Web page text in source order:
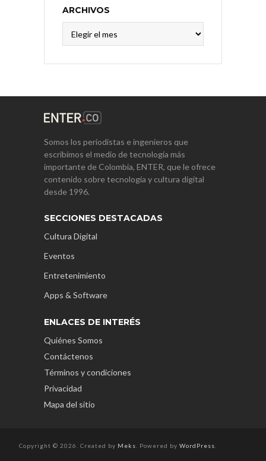
ARCHIVOS
Somos los periodistas e ingenieros que
escribimos el medio de tecnología más
importante de Colombia, ENTER, que le ofrece
contenido sobre tecnología y cultura digital
desde 1996.
SECCIONES DESTACADAS
Cultura Digital
Eventos
Entretenimiento
Apps & Software
ENLACES DE INTERÉS
Quiénes Somos
Contáctenos
Términos y condiciones
Privacidad
Mapa del sitio
Copyright © 2026. Created by Meks . Powered by WordPress